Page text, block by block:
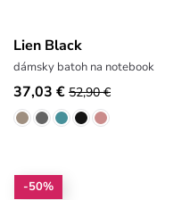
Lien Black
dámsky batoh na notebook
37,03 € 52,90 €
-50%